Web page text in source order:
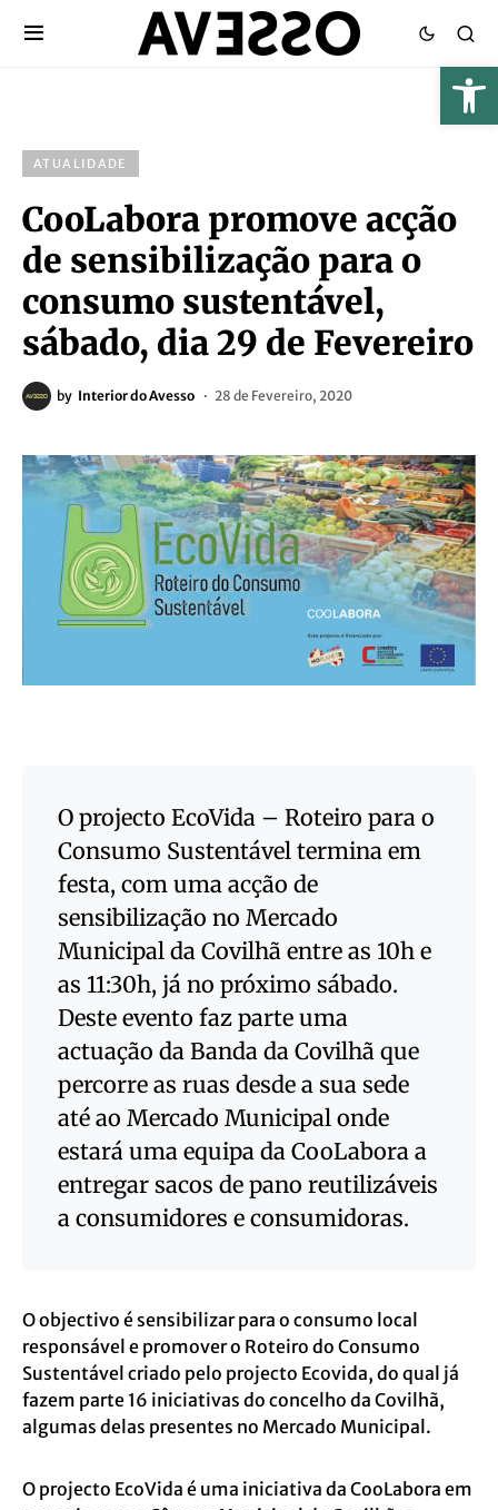
ATUALIDADE
CooLabora promove acção
de sensibilização para o
consumo sustentável,
sábado, dia 29 de Fevereiro
by Interior do Avesso 28 de Fevereiro, 2020
O projecto EcoVida – Roteiro para o
Consumo Sustentável termina em
festa, com uma acção de
sensibilização no Mercado
Municipal da Covilhã entre as 10h e
as 11:30h, já no próximo sábado.
Deste evento faz parte uma
actuação da Banda da Covilhã que
percorre as ruas desde a sua sede
até ao Mercado Municipal onde
estará uma equipa da CooLabora a
entregar sacos de pano reutilizáveis
a consumidores e consumidoras.
O objectivo é sensibilizar para o consumo local
responsável e promover o Roteiro do Consumo
Sustentável criado pelo projecto Ecovida, do qual já
fazem parte 16 iniciativas do concelho da Covilhã,
algumas delas presentes no Mercado Municipal.
O projecto EcoVida é uma iniciativa da CooLabora em